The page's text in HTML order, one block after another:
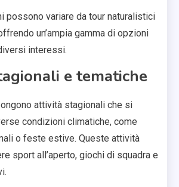
possono variare da tour naturalistici
un’ampia gamma di opzioni
interessi.
e tematiche
attività stagionali che si
condizioni climatiche, come
o feste estive. Queste attività
sport all’aperto, giochi di squadra e